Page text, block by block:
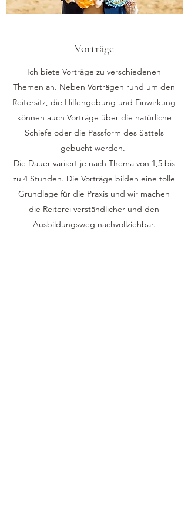
Vorträge
Ich biete Vorträge zu verschiedenen
Themen an. Neben Vorträgen rund um den
Reitersitz, die Hilfengebung und Einwirkung
können auch Vorträge über die natürliche
Schiefe oder die Passform des Sattels
gebucht werden.
Die Dauer variiert je nach Thema von 1,5 bis
zu 4 Stunden. Die Vorträge bilden eine tolle
Grundlage für die Praxis und wir machen
die Reiterei verständlicher und den
Ausbildungsweg nachvollziehbar.